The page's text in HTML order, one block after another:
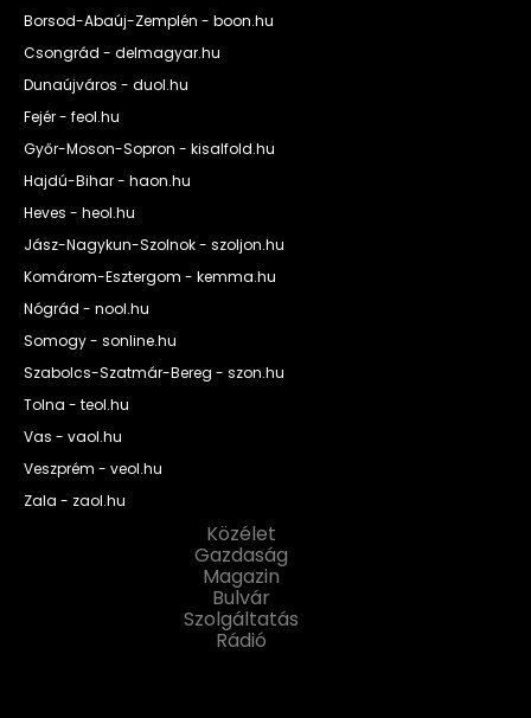
Borsod-Abaúj-Zemplén - boon.hu
Csongrád - delmagyar.hu
Dunaújváros - duol.hu
Fejér - feol.hu
Győr-Moson-Sopron - kisalfold.hu
Hajdú-Bihar - haon.hu
Heves - heol.hu
Jász-Nagykun-Szolnok - szoljon.hu
Komárom-Esztergom - kemma.hu
Nógrád - nool.hu
Somogy - sonline.hu
Szabolcs-Szatmár-Bereg - szon.hu
Tolna - teol.hu
Vas - vaol.hu
Veszprém - veol.hu
Zala - zaol.hu
Közélet
Gazdaság
Magazin
Bulvár
Szolgáltatás
Rádió